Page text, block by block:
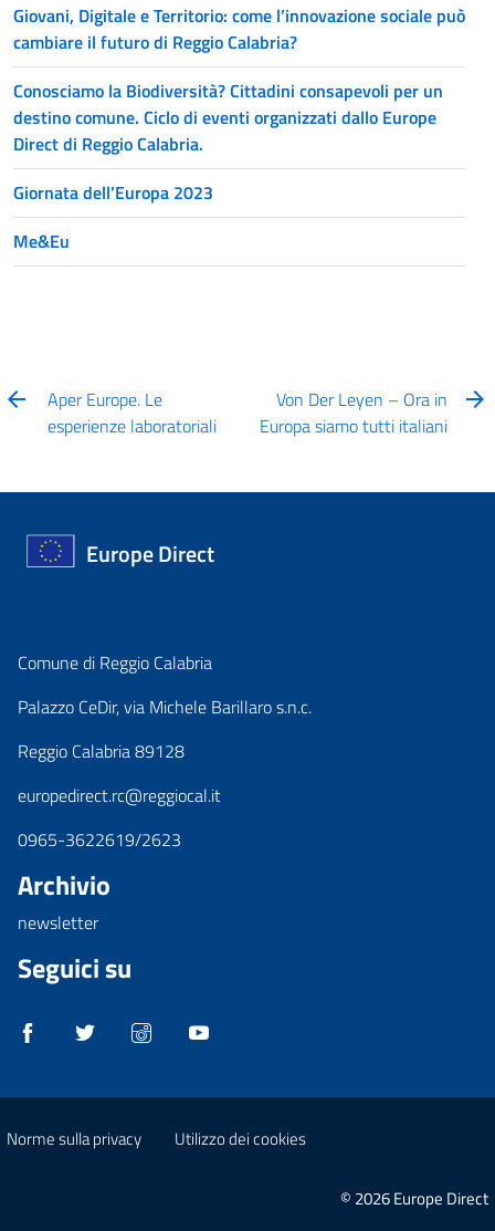
Giovani, Digitale e Territorio: come l’innovazione sociale può
cambiare il futuro di Reggio Calabria?
Conosciamo la Biodiversità? Cittadini consapevoli per un
destino comune. Ciclo di eventi organizzati dallo Europe
Direct di Reggio Calabria.
Giornata dell’Europa 2023
Me&Eu
Aper Europe. Le
esperienze laboratoriali
Von Der Leyen – Ora in
Europa siamo tutti italiani
Europe Direct
Comune di Reggio Calabria
Palazzo CeDir, via Michele Barillaro s.n.c.
Reggio Calabria 89128
europedirect.rc@reggiocal.it
0965-3622619/2623
Archivio
newsletter
Seguici su
Norme sulla privacy Utilizzo dei cookies
© 2026 Europe Direct